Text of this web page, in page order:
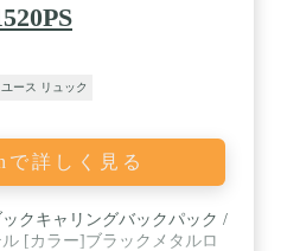
ース リュック
で詳しく見る
クキャリングバックパック /
[カラー]ブラックメタルロ